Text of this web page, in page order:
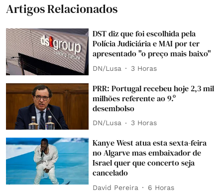
Artigos Relacionados
DST diz que foi escolhida pela
Polícia Judiciária e MAI por ter
apresentado "o preço mais baixo"
DN/Lusa 3 Horas
PRR: Portugal recebeu hoje 2,3 mil
milhões referente ao 9.º
desembolso
DN/Lusa 3 Horas
Kanye West atua esta sexta-feira
no Algarve mas embaixador de
Israel quer que concerto seja
cancelado
David Pereira 6 Horas